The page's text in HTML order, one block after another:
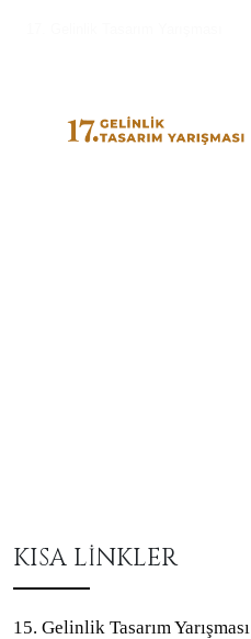
KISA LİNKLER
15. Gelinlik Tasarım Yarışması